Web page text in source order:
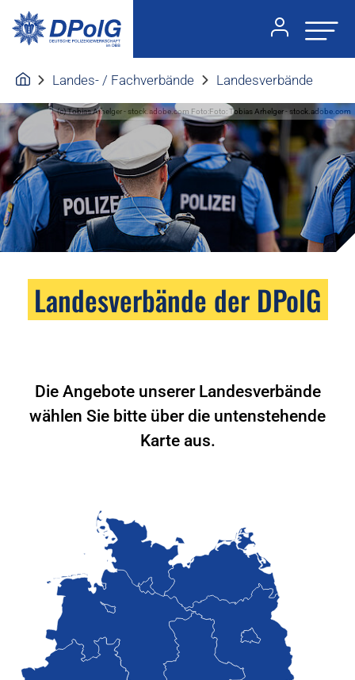
Landes- / Fachverbände Landesverbände
(c) Tobias Arhelger - stock.adobe.com Foto:Foto: Tobias Arhelger - stock.adobe.com
Landesverbände der DPolG
Die Angebote unserer Landesverbände
wählen Sie bitte über die untenstehende
Karte aus.